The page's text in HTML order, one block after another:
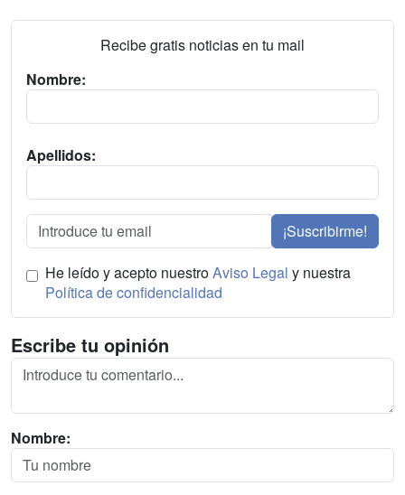
Recibe gratis noticias en tu mail
Nombre:
Apellidos:
¡Suscribirme!
He leído y acepto nuestroAviso Legal y nuestra
Política de confidencialidad
Escribe tu opinión
Nombre: